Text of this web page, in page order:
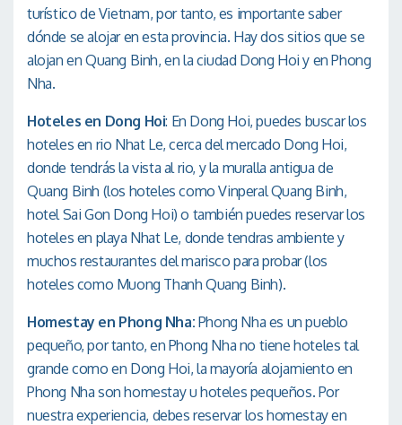
turístico de Vietnam, por tanto, es importante saber
dónde se alojar en esta provincia. Hay dos sitios que se
alojan en Quang Binh, en la ciudad Dong Hoi y en Phong
Nha.
Hoteles en Dong Hoi: En Dong Hoi, puedes buscar los
hoteles en rio Nhat Le, cerca del mercado Dong Hoi,
donde tendrás la vista al rio, y la muralla antigua de
Quang Binh (los hoteles como Vinperal Quang Binh,
hotel Sai Gon Dong Hoi) o también puedes reservar los
hoteles en playa Nhat Le, donde tendras ambiente y
muchos restaurantes del marisco para probar (los
hoteles como Muong Thanh Quang Binh).
Homestay en Phong Nha: Phong Nha es un pueblo
pequeño, por tanto, en Phong Nha no tiene hoteles tal
grande como en Dong Hoi, la mayoría alojamiento en
Phong Nha son homestay u hoteles pequeños. Por
nuestra experiencia, debes reservar los homestay en